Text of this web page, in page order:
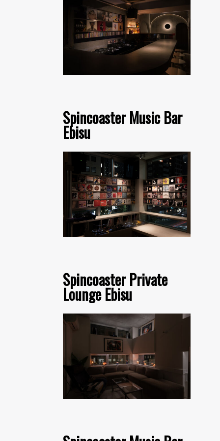
Spincoaster Music Bar
Ebisu
Spincoaster Private
Lounge Ebisu